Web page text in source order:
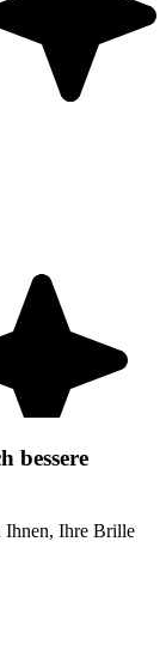
bessere
Ihnen, Ihre Brille